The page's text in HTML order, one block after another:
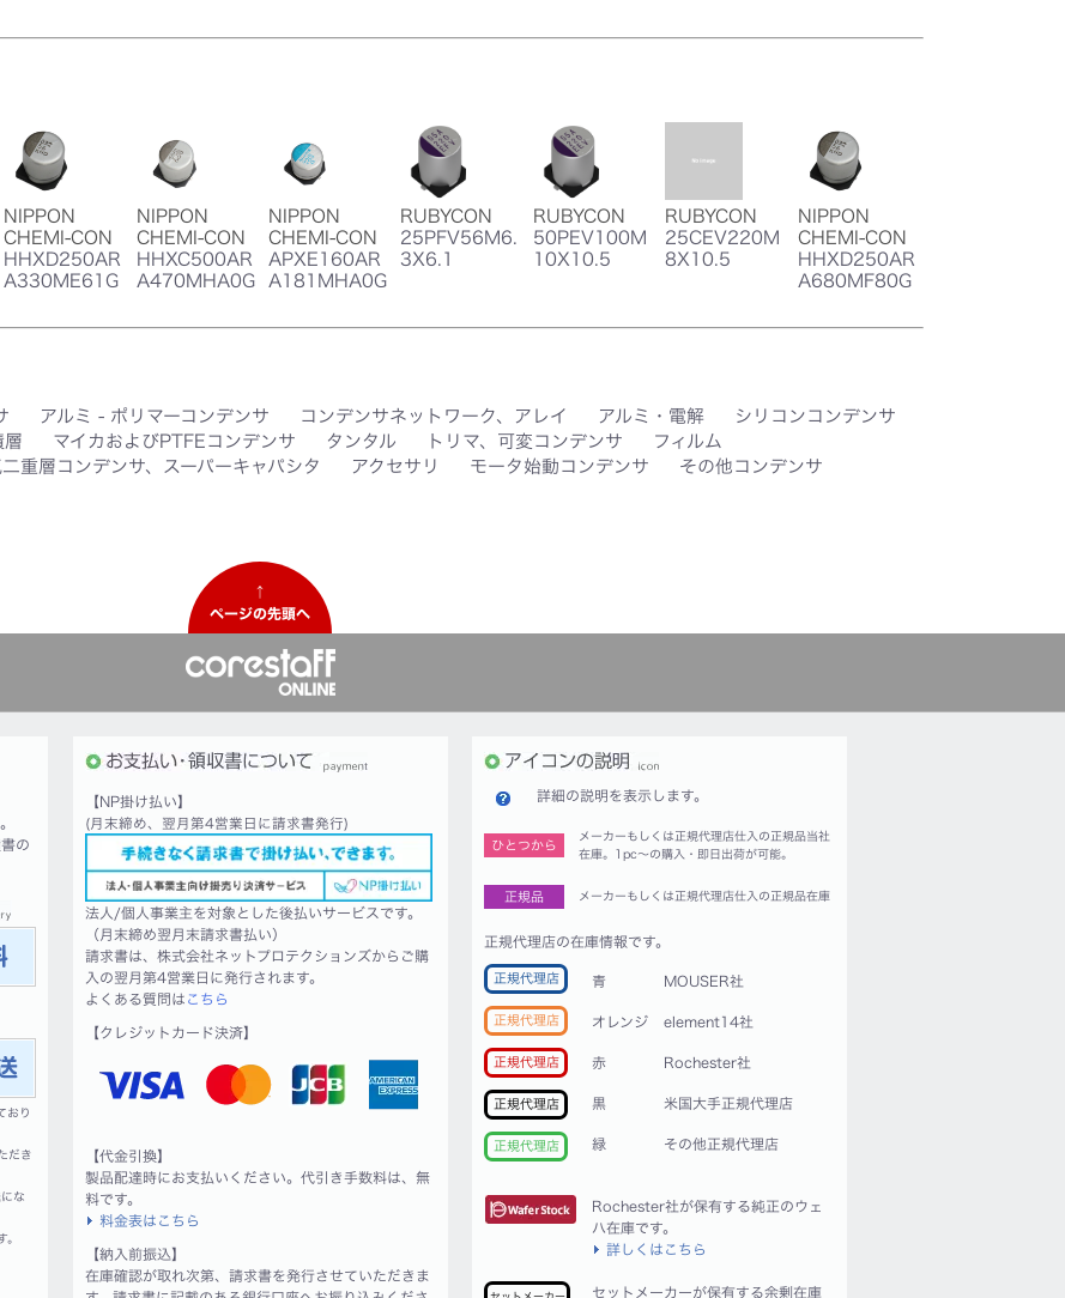
NIPPON
CHEMI-CON
HHXD250AR
A330ME61G
NIPPON
CHEMI-CON
HHXC500AR
A470MHA0G
NIPPON
CHEMI-CON
APXE160AR
A181MHA0G
RUBYCON
25PFV56M6.
3X6.1
RUBYCON
50PEV100M
10X10.5
RUBYCON
25CEV220M
8X10.5
NIPPON
CHEMI-CON
HHXD250AR
A680MF80G
アルミ - ポリマーコンデンサ コンデンサネットワーク、アレイ アルミ・電解
シリコンコンデンサ
層 マイカおよびPTFEコンデンサ タンタル トリマ、可変コンデンサ
フィルム
重層コンデンサ、スーパーキャパシタ アクセサリ モータ始動コンデンサ その他コンデンサ
↑
ページの先頭へ
の
おり
だき
な
【NP掛け払い】
(月末締め、翌月第4営業日に請求書発行)
法人/個人事業主を対象とした後払いサービスです。
（月末締め翌月末請求書払い）
請求書は、株式会社ネットプロテクションズからご購
入の翌月第4営業日に発行されます。
よくある質問は こちら
【クレジットカード決済】
【代金引換】
製品配達時にお支払いください。代引き手数料は、無
料です。
料金表はこちら
【納入前振込】
在庫確認が取れ次第、請求書を発行させていただきま
詳細の説明を表示します。
ひとつから
メーカーもしくは正規代理店仕入の正規品当社
在庫。1pc〜の購入・即日出荷が可能。
正規品 メーカーもしくは正規代理店仕入の正規品在庫
正規代理店の在庫情報です。
正規代理店
正規代理店
正規代理店
正規代理店
正規代理店
青 MOUSER社
オレンジ element14社
赤 Rochester社
黒 米国大手正規代理店
緑 その他正規代理店
Rochester社が保有する純正のウェ
ハ在庫です。
詳しくはこちら
セットメーカーが保有する余剰在庫